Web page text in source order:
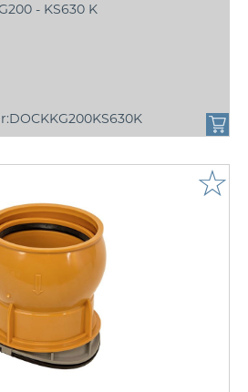
- KS630 K
☆